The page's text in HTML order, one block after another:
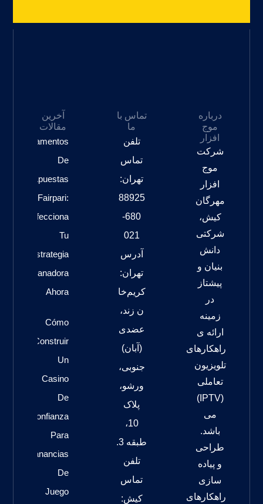
درباره
موج
افزار
شرکت
موج
افزار
مهرگان
کیش،
شرکتی
دانش
بنیان و
پیشتاز
در
زمینه
ارائه ی
راهکارهای
تلویزیون
تعاملی
(IPTV)
می
باشد.
طراحی
و پیاده
سازی
راهکارهای
تماس با
ما
تلفن
تماس
تهران:
88925
680-
021
آدرس
تهران:
کریم‌خا
ن زند،
عضدی
(آبان)
جنوبی،
ورشو،
پلاک
10،
طبقه 3.
تلفن
تماس
کیش:
آخرین
مقالات
Fundamentos
De
Apuestas
Fairpari:
Perfecciona
Tu
Estrategia
Ganadora
Ahora
Cómo
Construir
Un
Casino
De
Confianza
Para
Ganancias
De
Juego